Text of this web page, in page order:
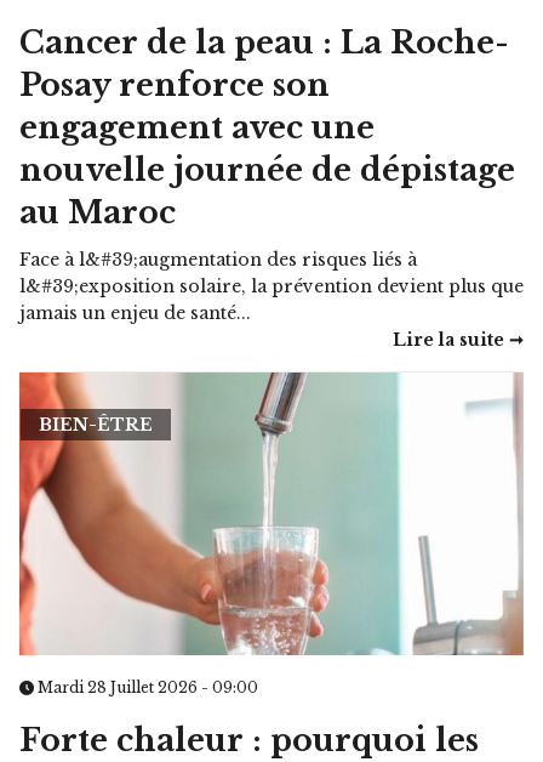
Cancer de la peau : La Roche-
Posay renforce son
engagement avec une
nouvelle journée de dépistage
au Maroc
Face à l&#39;augmentation des risques liés à
l&#39;exposition solaire, la prévention devient plus que
jamais un enjeu de santé...
Lire la suite ➞
BIEN-ÊTRE
Mardi 28 Juillet 2026 - 09:00
Forte chaleur : pourquoi les